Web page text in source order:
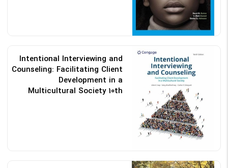
Intentional Interviewing and
Counseling: Facilitating Client
Development in a
Multicultural Society 10th